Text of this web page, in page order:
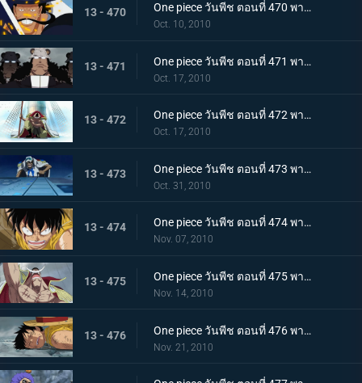
13 - 470 One piece วันพีช ตอนที่ 470 พากย์ไทย สุดยอดนักดาบมิฮอว์ค คมดาบดำที่ฟาดใส่ลูฟี่
Oct. 10, 2010
13 - 471 One piece วันพีช ตอนที่ 471 พากย์ไทย เริ่มแผนทำลายล้าง อาณุภาพของกองทัพแปซิฟิสต้า
Oct. 17, 2010
13 - 472 One piece วันพีช ตอนที่ 472 พากย์ไทย อุบายของอาคาอินุ! หนวดขาวติดกับเข้าแล้ว
Oct. 17, 2010
13 - 473 One piece วันพีช ตอนที่ 473 พากย์ไทย เริ่มใช้แผนกำแพงล้อม! กลุ่มโจรสลัดหนวดขาวจนมุม!!
Oct. 31, 2010
13 - 474 One piece วันพีช ตอนที่ 474 พากย์ไทย คำสั่งลงมือประหารออกมาแล้ว ถล่มกำแพงที่ล้อมเร็วเข้า!
Nov. 07, 2010
13 - 475 One piece วันพีช ตอนที่ 475 พากย์ไทย เข้าสู่ช่วงสุดท้าย! หมากพลิกสถานการณ์ของหนวดขาว
Nov. 14, 2010
13 - 476 One piece วันพีช ตอนที่ 476 พากย์ไทย ลูพี่หมดแรง! สงครามดุเดือดเหนือลานโอริส!!
Nov. 21, 2010